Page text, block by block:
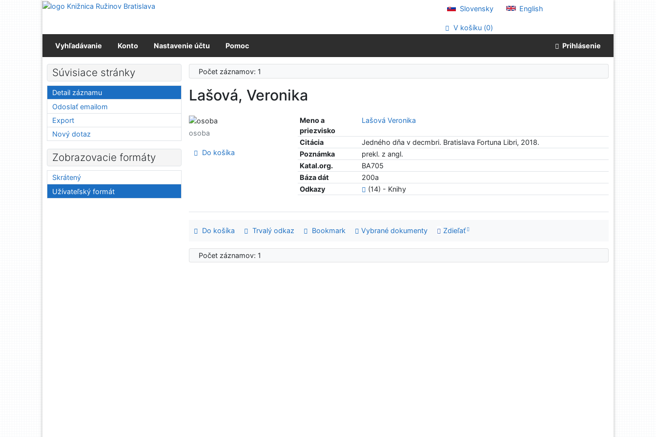
Prejsť na obsah
Slovensky English
V košíku (0)
Vyhľadávanie Konto Nastavenie účtu Pomoc Prihlásenie
Počet záznamov: 1
Lašová, Veronika
Meno a
priezvisko
Lašová Veronika
Citácia
Jedného dňa v decmbri. Bratislava Fortuna Libri, 2018.
Poznámka
prekl. z angl.
Katal.org.
BA705
Báza dát
200a
Odkazy
(14) - Knihy
osoba
Do košíka
Do košíka Trvalý odkaz Bookmark Vybrané dokumenty Zdieľať
Počet záznamov: 1
Súvisiace stránky
Detail záznamu
Odoslať emailom
Export
Nový dotaz
Zobrazovacie formáty
Skrátený
Užívateľský formát